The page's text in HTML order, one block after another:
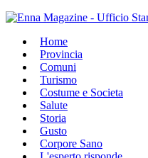
Home
Provincia
Comuni
Turismo
Costume e Societa
Salute
Storia
Gusto
Corpore Sano